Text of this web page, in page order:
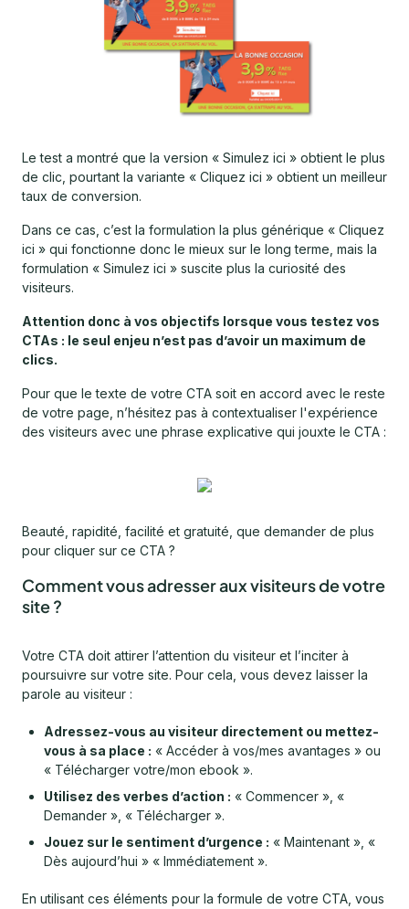
Le test a montré que la version « Simulez ici » obtient le plus
de clic, pourtant la variante « Cliquez ici » obtient un meilleur
taux de conversion.
Dans ce cas, c’est la formulation la plus générique « Cliquez
ici » qui fonctionne donc le mieux sur le long terme, mais la
formulation « Simulez ici » suscite plus la curiosité des
visiteurs.
Attention donc à vos objectifs lorsque vous testez vos
CTAs : le seul enjeu n’est pas d’avoir un maximum de
clics.
Pour que le texte de votre CTA soit en accord avec le reste
de votre page, n’hésitez pas à contextualiser l'expérience
des visiteurs avec une phrase explicative qui jouxte le CTA :
Beauté, rapidité, facilité et gratuité, que demander de plus
pour cliquer sur ce CTA ?
Comment vous adresser aux visiteurs de votre
site ?
Votre CTA doit attirer l’attention du visiteur et l’inciter à
poursuivre sur votre site. Pour cela, vous devez laisser la
parole au visiteur :
Adressez-vous au visiteur directement ou mettez-
vous à sa place : « Accéder à vos/mes avantages » ou
« Télécharger votre/mon ebook ».
Utilisez des verbes d’action : « Commencer », «
Demander », « Télécharger ».
Jouez sur le sentiment d’urgence : « Maintenant », «
Dès aujourd’hui » « Immédiatement ».
En utilisant ces éléments pour la formule de votre CTA, vous